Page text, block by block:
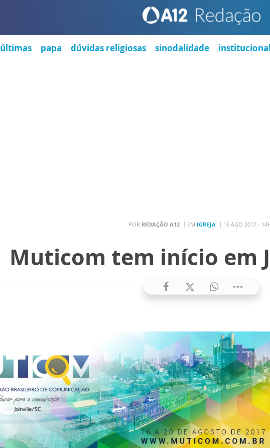
últimas papa dúvidas religiosas sinodalidade institucional
POR REDAÇÃO A12 EM IGREJA 16 AGO 2017 -
Muticom tem início em